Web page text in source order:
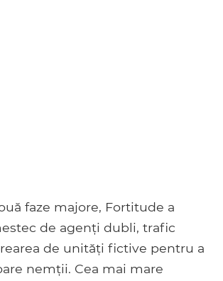
faze majore, Fortitude a
de agenți dubli, trafic
de unități fictive pentru a
nemții. Cea mai mare